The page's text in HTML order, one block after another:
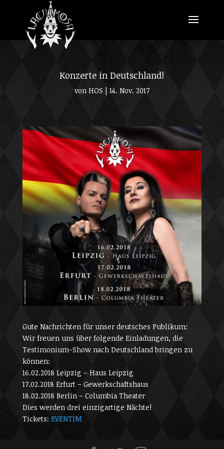
Konzerte in Deutschland!
von HOS | 14. Nov. 2017
Gute Nachrichten für unser deutsches Publikum:
Wir freuen uns über folgende Einladungen, die
Testimonium-Show nach Deutschland bringen zu
können:
16.02.2018 Leipzig – Haus Leipzig
17.02.2018 Erfurt – Gewerkschaftshaus
18.02.2018 Berlin – Columbia Theater
Dies werden drei einzigartige Nächte!
Tickets: EVENTIM